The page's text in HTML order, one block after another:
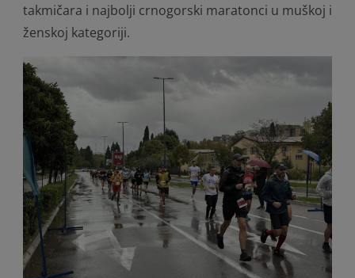
takmičara i najbolji crnogorski maratonci u muškoj i
ženskoj kategoriji.